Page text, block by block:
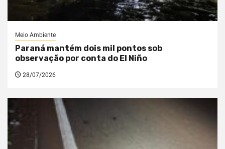
Meio Ambiente
Paraná mantém dois mil pontos sob
observação por conta do El Niño
28/07/2026